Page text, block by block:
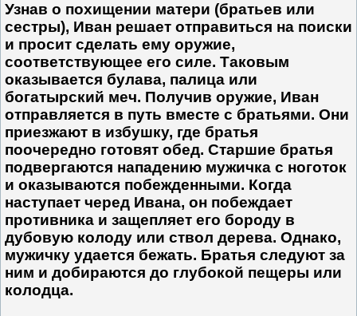
Узнав о похищении матери (братьев или
сестры), Иван решает отправиться на поиски
и просит сделать ему оружие,
соответствующее его силе. Таковым
оказывается булава, палица или
богатырский меч. Получив оружие, Иван
отправляется в путь вместе с братьями. Они
приезжают в избушку, где братья
поочередно готовят обед. Старшие братья
подвергаются нападению мужичка с ноготок
и оказываются побежденными. Когда
наступает черед Ивана, он побеждает
противника и защепляет его бороду в
дубовую колоду или ствол дерева. Однако,
мужичку удается бежать. Братья следуют за
ним и добираются до глубокой пещеры или
колодца.